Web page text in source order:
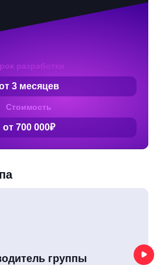
разработки
3 месяцев
Стоимость
от 700 000₽
группы